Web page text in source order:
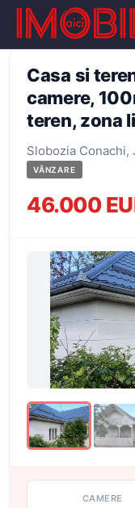
← Înapoi la oferte
Casa si
camere,
teren, zona
Slobozia Conachi,
VÂNZARE
46.000
CAMERE